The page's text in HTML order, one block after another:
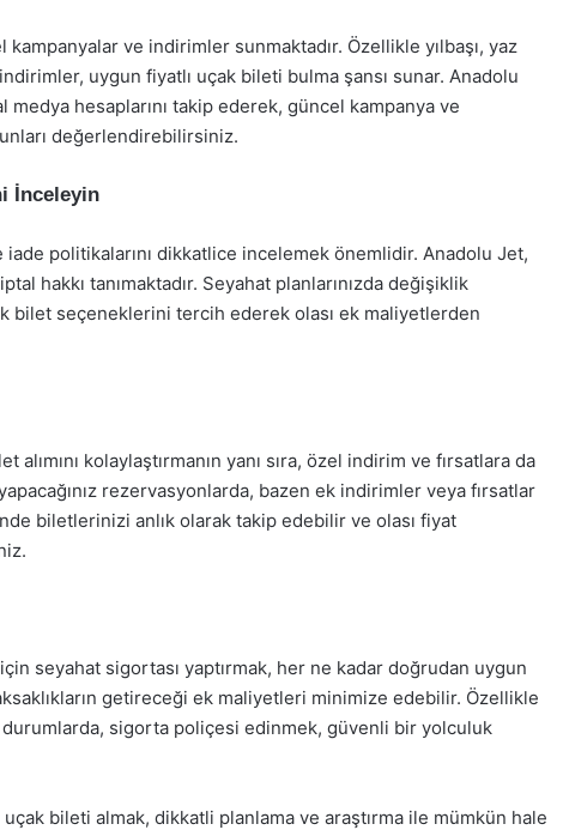
ve indirimler sunmaktadır. Özellikle yılbaşı, yaz
uygun fiyatlı uçak bileti bulma şansı sunar. Anadolu
hesaplarını takip ederek, güncel kampanya ve
değerlendirebilirsiniz.
İnceleyin
politikalarını dikkatlice incelemek önemlidir. Anadolu Jet,
hakkı tanımaktadır. Seyahat planlarınızda değişiklik
bilet seçeneklerini tercih ederek olası ek maliyetlerden
alımını kolaylaştırmanın yanı sıra, özel indirim ve fırsatlara da
rezervasyonlarda, bazen ek indirimler veya fırsatlar
biletlerinizi anlık olarak takip edebilir ve olası fiyat
seyahat sigortası yaptırmak, her ne kadar doğrudan uygun
getireceği ek maliyetleri minimize edebilir. Özellikle
durumlarda, sigorta poliçesi edinmek, güvenli bir yolculuk
bileti almak, dikkatli planlama ve araştırma ile mümkün hale